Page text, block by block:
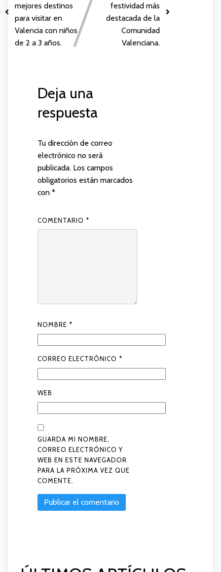
mejores destinos
para visitar en
Valencia con niños
de 2 a 3 años.
festividad más
destacada de la
Comunidad
Valenciana.
Deja una
respuesta
Tu dirección de correo
electrónico no será
publicada. Los campos
obligatorios están marcados
con *
COMENTARIO *
NOMBRE *
CORREO ELECTRÓNICO *
WEB
GUARDA MI NOMBRE,
CORREO ELECTRÓNICO Y
WEB EN ESTE NAVEGADOR
PARA LA PRÓXIMA VEZ QUE
COMENTE.